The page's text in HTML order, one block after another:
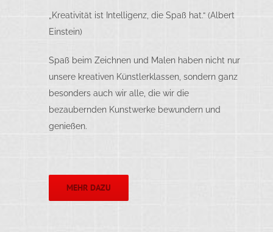
„Kreativität ist Intelligenz, die Spaß hat.“ (Albert
Einstein)
Spaß beim Zeichnen und Malen haben nicht nur
unsere kreativen Künstlerklassen, sondern ganz
besonders auch wir alle, die wir die
bezaubernden Kunstwerke bewundern und
genießen.
MEHR DAZU